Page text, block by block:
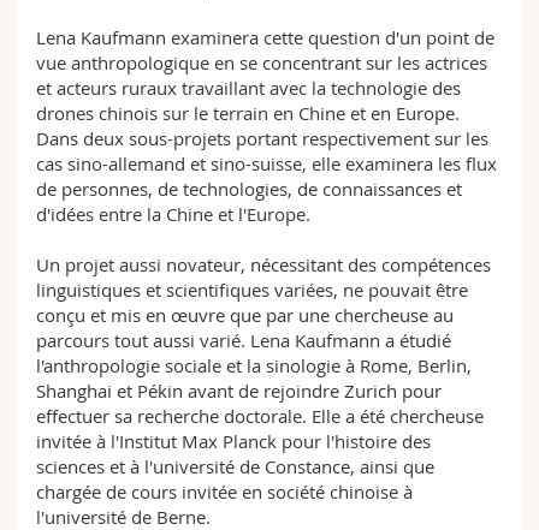
Lena Kaufmann examinera cette question d'un point de
vue anthropologique en se concentrant sur les actrices
et acteurs ruraux travaillant avec la technologie des
drones chinois sur le terrain en Chine et en Europe.
Dans deux sous-projets portant respectivement sur les
cas sino-allemand et sino-suisse, elle examinera les flux
de personnes, de technologies, de connaissances et
d'idées entre la Chine et l'Europe.
Un projet aussi novateur, nécessitant des compétences
linguistiques et scientifiques variées, ne pouvait être
conçu et mis en œuvre que par une chercheuse au
parcours tout aussi varié. Lena Kaufmann a étudié
l'anthropologie sociale et la sinologie à Rome, Berlin,
Shanghai et Pékin avant de rejoindre Zurich pour
effectuer sa recherche doctorale. Elle a été chercheuse
invitée à l'Institut Max Planck pour l'histoire des
sciences et à l'université de Constance, ainsi que
chargée de cours invitée en société chinoise à
l'université de Berne.